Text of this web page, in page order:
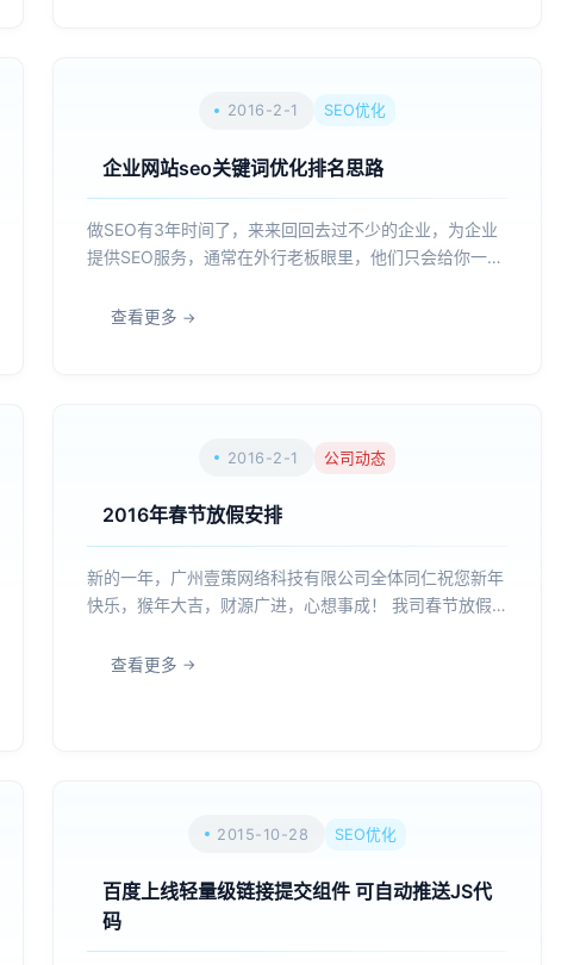
2016-2-1 SEO优化
企业网站seo关键词优化排名思路
做SEO有3年时间了，来来回回去过不少的企业，为企业
提供SEO服务，通常在外行老板眼里，他们只会给你一到
关键词排名做上去。到了BOSS预计的时间，排名上来
查看更多
2016-2-1 公司动态
2016年春节放假安排
新的一年，广州壹策网络科技有限公司全体同仁祝您新年
快乐，猴年大吉，财源广进，心想事成！ 我司春节放假
十）。 假期应急电话：13710326320 黄先生...
查看更多
2015-10-28 SEO优化
百度上线轻量级链接提交组件 可自动推送JS代
码